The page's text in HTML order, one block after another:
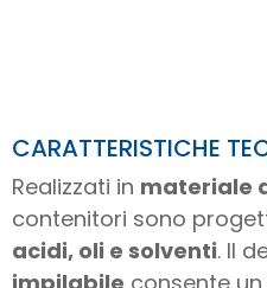
CARATTERISTICHE
Realizzati in materiale
contenitori sono
acidi, oli e solventi. Il